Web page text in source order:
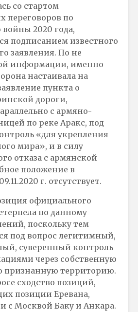
со стартом
переговоров по
2020 года,
подписанием известного
заявления. По не
информации, именно
настаивала на
пункта о
дороги,
с армяно-
по реке Аракс, под
«для укрепления
мира», и в силу
отказа с армянской
положение в
г. отсутствует.
официального
по данному
поскольку тем
под вопрос легитимный,
суверенный контроль
через собственную
признанную территорию.
сходство позиций,
позиции Еревана,
с Москвой Баку и Анкара.